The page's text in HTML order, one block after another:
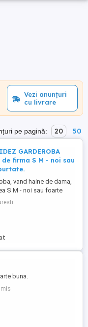
Vezi anunțuri
cu livrare
pe pagină: 20 50
GARDEROBA
de firma S M - noi sau
vand haine de dama,
S M - noi sau foarte
impecabila - rochii,
fuste, pulovere.
casual, office si
Of Benetton,
URGENT! PRET
buna.